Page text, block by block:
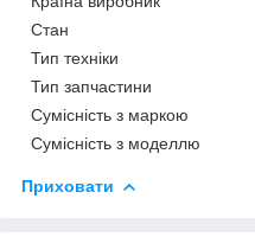
Стан
Тип техніки
Тип запчастини
Сумісність з маркою
Сумісність з моделлю
Приховати